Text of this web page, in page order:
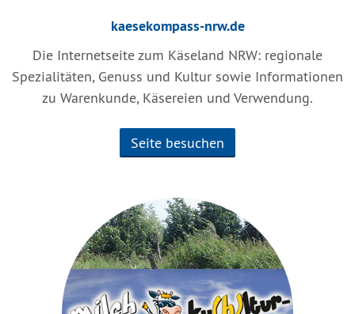
kaesekompass-nrw.de
Die Internetseite zum Käseland NRW: regionale
Spezialitäten, Genuss und Kultur sowie Informationen
zu Warenkunde, Käsereien und Verwendung.
Seite besuchen